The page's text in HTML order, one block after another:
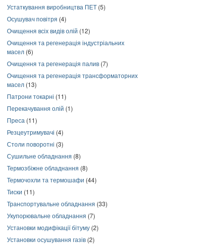
Устаткування виробництва ПЕТ (5)
Осушувач повітря (4)
Очищення всіх видів олій (12)
Очищення та регенерація індустріальних
масел (6)
Очищення та регенерація палив (7)
Очищення та регенерація трансформаторних
масел (13)
Патрони токарні (11)
Перекачування олій (1)
Преса (11)
Резцеутримувачі (4)
Столи поворотні (3)
Сушильне обладнання (8)
Термозбіжне обладнання (8)
Термочохли та термошафи (44)
Тиски (11)
Транспортувальне обладнання (33)
Укупорювальне обладнання (7)
Установки модифікації бітуму (2)
Установки осушування газів (2)